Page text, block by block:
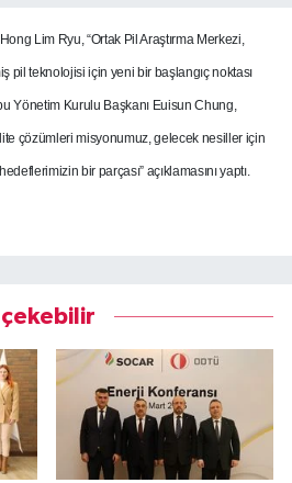
Lim Ryu, “Ortak Pil Araştırma Merkezi,
pil teknolojisi için yeni bir başlangıç noktası
Yönetim Kurulu Başkanı Euisun Chung,
çözümleri misyonumuz, gelecek nesiller için
bir parçası” açıklamasını yaptı.
çekebilir